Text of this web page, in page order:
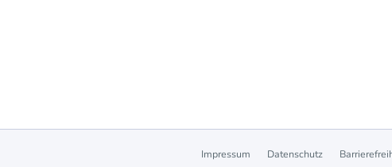
Impressum Datenschutz